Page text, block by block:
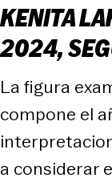
KENITA
2024,
La figura
compone el
a considerar